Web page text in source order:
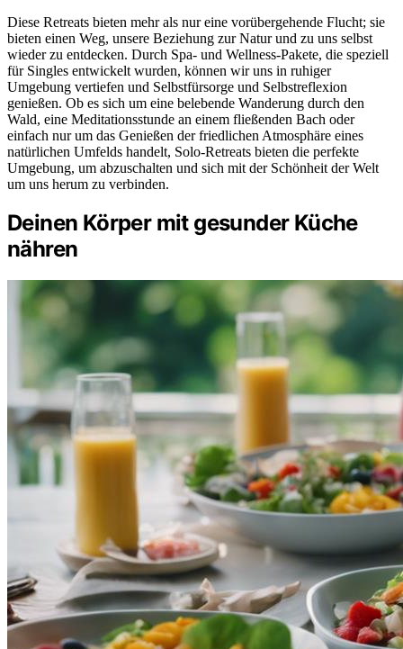
Diese Retreats bieten mehr als nur eine vorübergehende Flucht; sie
bieten einen Weg, unsere Beziehung zur Natur und zu uns selbst
wieder zu entdecken. Durch Spa- und Wellness-Pakete, die speziell
für Singles entwickelt wurden, können wir uns in ruhiger
Umgebung vertiefen und Selbstfürsorge und Selbstreflexion
genießen. Ob es sich um eine belebende Wanderung durch den
Wald, eine Meditationsstunde an einem fließenden Bach oder
einfach nur um das Genießen der friedlichen Atmosphäre eines
natürlichen Umfelds handelt, Solo-Retreats bieten die perfekte
Umgebung, um abzuschalten und sich mit der Schönheit der Welt
um uns herum zu verbinden.
Deinen Körper mit gesunder Küche
nähren